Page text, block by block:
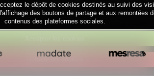
le dépôt de cookies destinés au suivi des
des boutons de partage et aux remontées
contenus des plateformes sociales.
Accepter les cookies